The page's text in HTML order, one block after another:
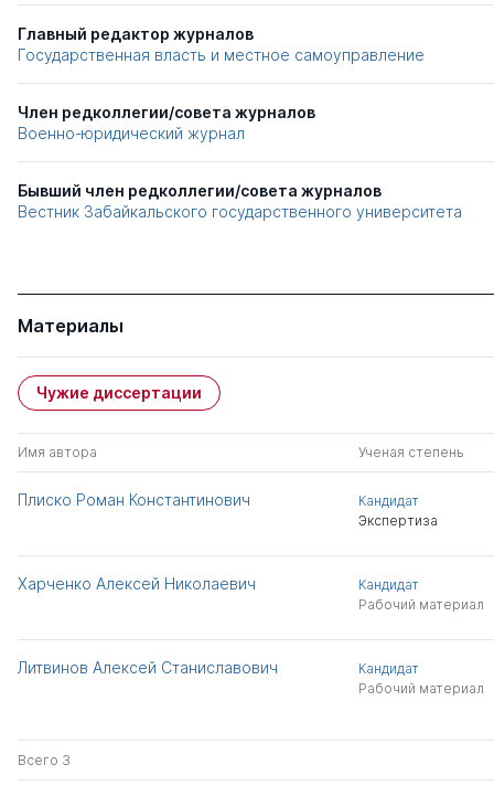
Главный редактор журналов
Государственная власть и местное самоуправление
Член редколлегии/совета журналов
Военно-юридический журнал
Бывший член редколлегии/совета журналов
Вестник Забайкальского государственного университета
Материалы
Чужие диссертации
Имя автора Ученая степень
Плиско Роман Константинович
Кандидат
Экспертиза
Харченко Алексей Николаевич
Кандидат
Рабочий материал
Литвинов Алексей Станиславович
Кандидат
Рабочий материал
Всего 3